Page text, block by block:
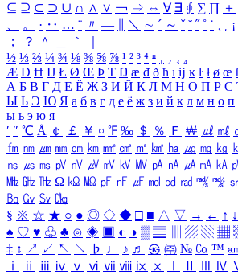
⊆ ⊇ ⊂ ⊃ ∪ ∩ ∧ ∨ ￢ ⇒ ⇔ ∀ ∃ ∮ ∑ ∏ ＋
、
。 · ‥ … ¨ 〃 ― ＼ ∼ ´ ～ ˇ ˘ ˝ ˚ ˙ ¸ ¡
；
？ ＾ ｀
½ ⅓ ⅔ ¼ ¾ ⅛ ⅜ ⅝ ⅞ ¹ ² ³ ⁴ ⁿ ₁ ₂ ₃ ₄
Æ Ð Ħ Ĳ Ł Ø Œ Þ Ŧ Ŋ æ đ ð ħ ı ĳ ĸ ŀ ł ø œ
А Б В Г Д Е Ё Ж З И Й К Л М Н О П Р С
Ы Ь Э Ю Я а б в г д е ё ж з и й к л м н о п
ы ь э ю я
′ ″ ℃ Å ￠ ￡ ￥ ¤ ℉ ‰ ＄ ％ Ｆ ￦ ㎕ ㎖
㎙ ㎚ ㎛ ㎜ ㎝ ㎞ ㎟ ㎠ ㎡ ㎢ ㏊ ㎍ ㎎ ㎏
㎱ ㎲ ㎳ ㎴ ㎵ ㎶ ㎷ ㎸ ㎹ ㎀ ㎁ ㎂ ㎃ ㎄
㎒ ㎓ ㎔ Ω ㏀ ㏁ ㎊ ㎋ ㎌ ㏖ ㏅ ㎭ ㎮ ㎯
㏃ ㏉ ㏜ ㏆
§ ※ ☆ ★ ○ ● ◎ ◇ ◆ □ ■ △ ▽ → ← ↑ ↓
♠ ♡ ♥ ♧ ♣ ⊙ ◈ ▣ ◐ ◑ ▒ ▤ ▨ ▧ ▦
‡ ↕ ↗ ↙ ↖ ↘ ♭ ♩ ♪ ♬ ㉿ ㈜ № ㏇ ™
ⅰ
ⅱ ⅲ ⅳ ⅴ ⅵ ⅶ ⅷ ⅸ ⅹ Ⅳ